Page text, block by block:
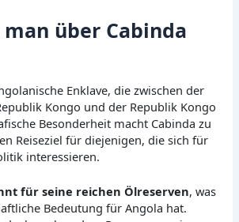
man über Cabinda
Enklave, die zwischen der
Kongo und der Republik Kongo
Besonderheit macht Cabinda zu
Reiseziel für diejenigen, die sich für
interessieren.
für seine reichen Ölreserven, was
Bedeutung für Angola hat.